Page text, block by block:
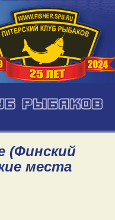
(Финский
места